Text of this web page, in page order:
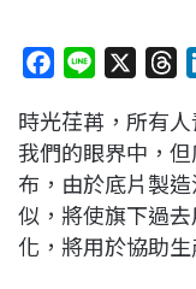
c
e
b
o
o
n
e
r
e
a
d
s
時光荏苒，所有
我們的眼界中，
布，由於底片製
似，將使旗下過
化，將用於協助